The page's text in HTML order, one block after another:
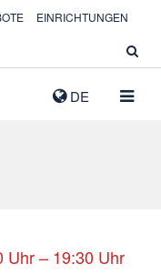
DE
EINRICHTUNGEN
Uhr – 19:30 Uhr